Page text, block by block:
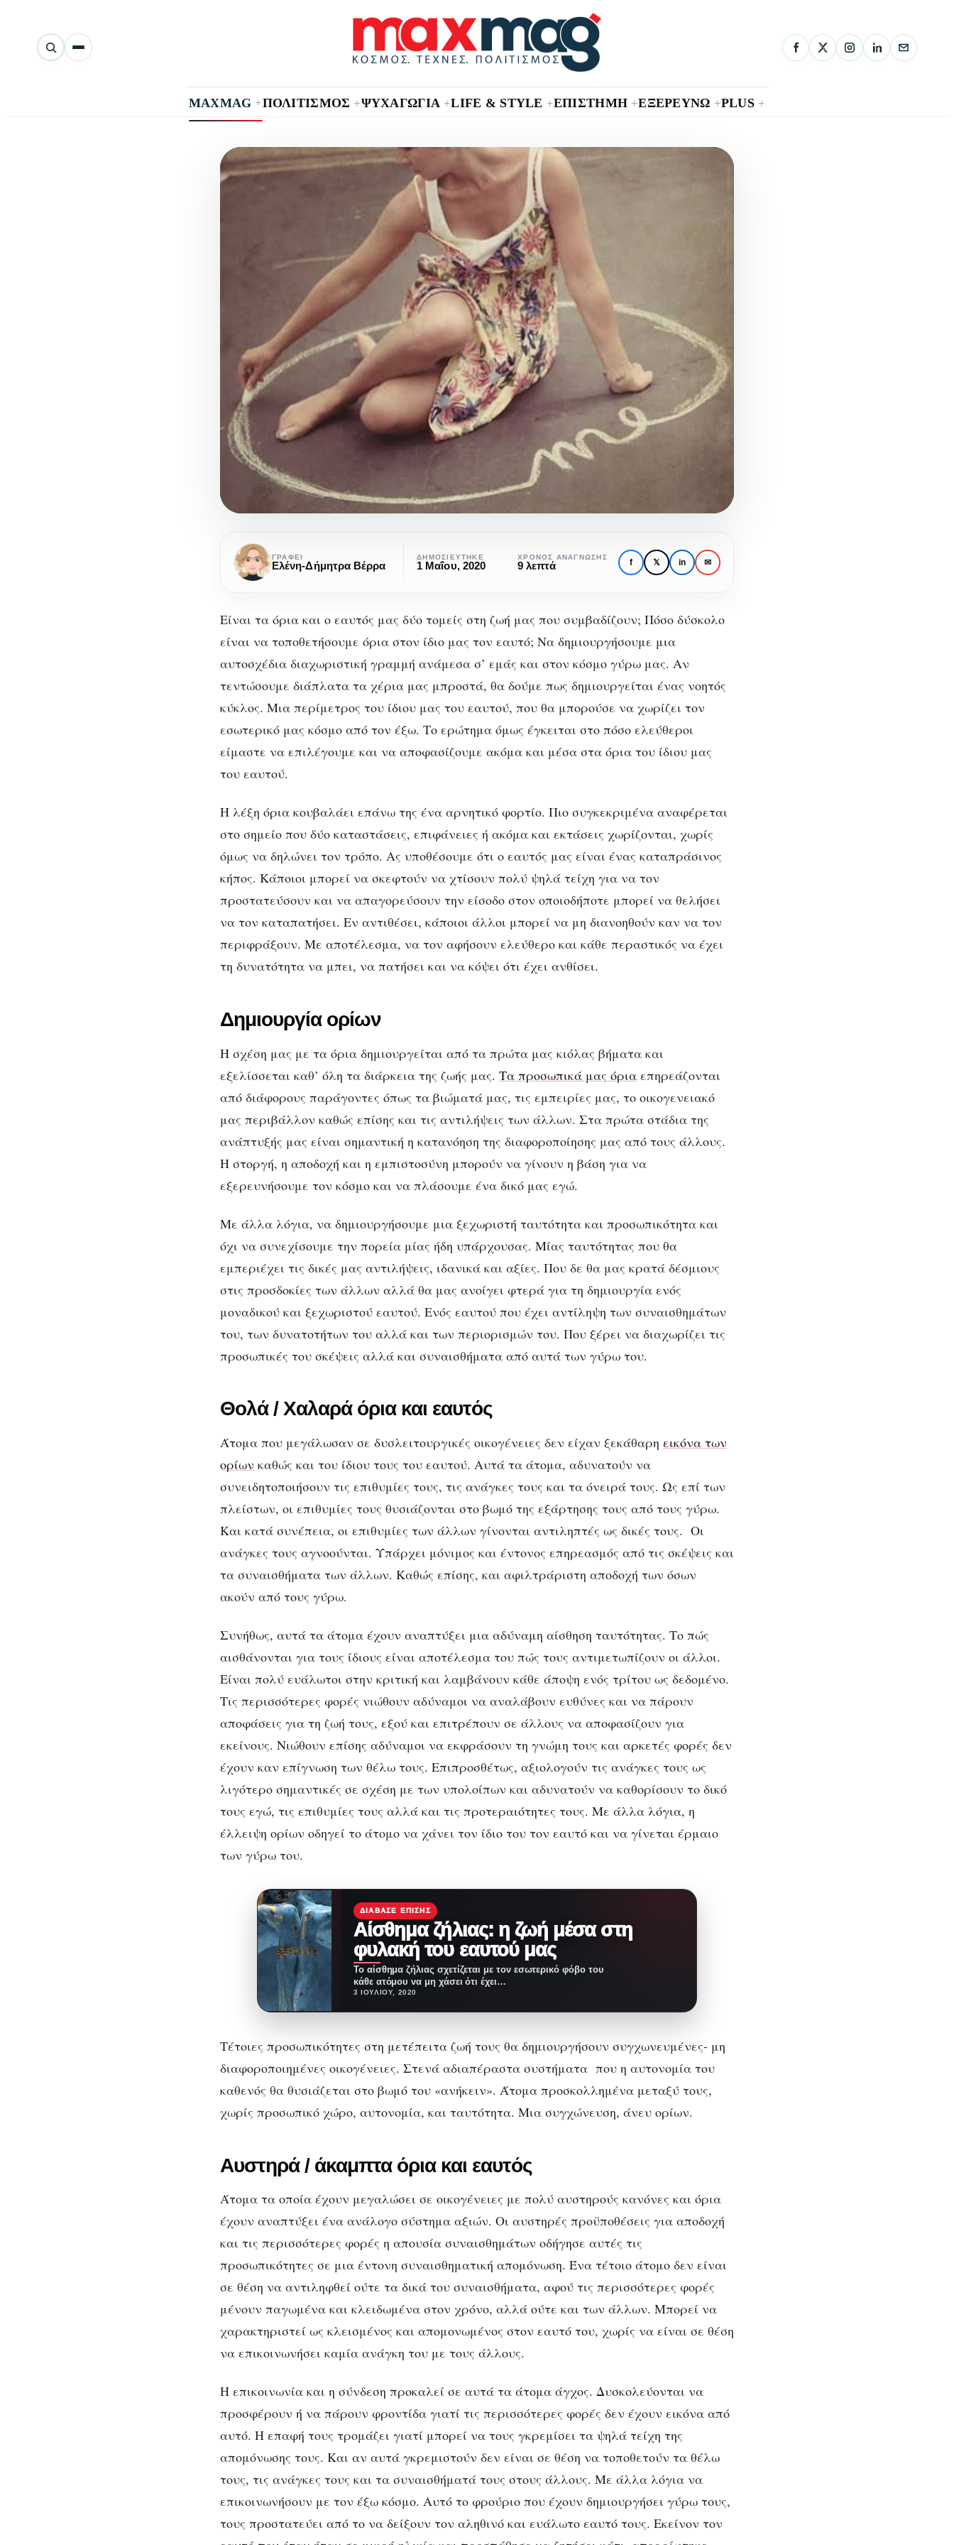
Αναζήτηση
άρθρων
MAXMAG +ΠΟΛΙΤΙΣΜΟΣ +ΨΥΧΑΓΩΓΙΑ +LIFE & STYLE +ΕΠΙΣΤΗΜΗ +ΕΞΕΡΕΥΝΩ +PLUS +
ΚΟΙΝΩΝΙΚΉ ΨΥΧΟΛΟΓΊΑ ΨΥΧΟΛΟΓΊΑ
Όρια και εαυτός: τι μας εμποδίζει
από το να είμαστε πραγματικά ο
εαυτός μας
Όρια
και
εαυτός:
μας
εμποδίζει
από
το
να
είμαστε
πραγματικά
ο
εαυτός
ΓΡΆΦΕΙ
Ελένη-Δήμητρα Βέρρα
ΔΗΜΟΣΙΕΎΤΗΚΕ
1 Μαΐου, 2020
ΧΡΌΝΟΣ ΑΝΆΓΝΩΣΗΣ
9 λεπτά f 𝕏 in ✉
Είναι τα όρια και ο εαυτός μας δύο τομείς στη ζωή μας που συμβαδίζουν; Πόσο δύσκολο
είναι να τοποθετήσουμε όρια στον ίδιο μας τον εαυτό; Να δημιουργήσουμε μια
αυτοσχέδια διαχωριστική γραμμή ανάμεσα σ’ εμάς και στον κόσμο γύρω μας. Αν
τεντώσουμε διάπλατα τα χέρια μας μπροστά, θα δούμε πως δημιουργείται ένας νοητός
κύκλος. Μια περίμετρος του ίδιου μας του εαυτού, που θα μπορούσε να χωρίζει τον
εσωτερικό μας κόσμο από τον έξω. Το ερώτημα όμως έγκειται στο πόσο ελεύθεροι
είμαστε να επιλέγουμε και να αποφασίζουμε ακόμα και μέσα στα όρια του ίδιου μας
του εαυτού.
H λέξη όρια κουβαλάει επάνω της ένα αρνητικό φορτίο. Πιο συγκεκριμένα αναφέρεται
στο σημείο που δύο καταστάσεις, επιφάνειες ή ακόμα και εκτάσεις χωρίζονται, χωρίς
όμως να δηλώνει τον τρόπο. Ας υποθέσουμε ότι ο εαυτός μας είναι ένας καταπράσινος
κήπος. Κάποιοι μπορεί να σκεφτούν να χτίσουν πολύ ψηλά τείχη για να τον
προστατεύσουν και να απαγορεύσουν την είσοδο στον οποιοδήποτε μπορεί να θελήσει
να τον καταπατήσει. Εν αντιθέσει, κάποιοι άλλοι μπορεί να μη διανοηθούν καν να τον
περιφράξουν. Με αποτέλεσμα, να τον αφήσουν ελεύθερο και κάθε περαστικός να έχει
τη δυνατότητα να μπει, να πατήσει και να κόψει ότι έχει ανθίσει.
Δημιουργία ορίων
Η σχέση μας με τα όρια δημιουργείται από τα πρώτα μας κιόλας βήματα και
εξελίσσεται καθ’ όλη τα διάρκεια της ζωής μας. Τα προσωπικά μας όρια επηρεάζονται
από διάφορους παράγοντες όπως τα βιώματά μας, τις εμπειρίες μας, το οικογενειακό
μας περιβάλλον καθώς επίσης και τις αντιλήψεις των άλλων. Στα πρώτα στάδια της
ανάπτυξής μας είναι σημαντική η κατανόηση της διαφοροποίησης μας από τους άλλους.
Η στοργή, η αποδοχή και η εμπιστοσύνη μπορούν να γίνουν η βάση για να
εξερευνήσουμε τον κόσμο και να πλάσουμε ένα δικό μας εγώ.
Με άλλα λόγια, να δημιουργήσουμε μια ξεχωριστή ταυτότητα και προσωπικότητα και
όχι να συνεχίσουμε την πορεία μίας ήδη υπάρχουσας. Μίας ταυτότητας που θα
εμπεριέχει τις δικές μας αντιλήψεις, ιδανικά και αξίες. Που δε θα μας κρατά δέσμιους
στις προσδοκίες των άλλων αλλά θα μας ανοίγει φτερά για τη δημιουργία ενός
μοναδικού και ξεχωριστού εαυτού. Ενός εαυτού που έχει αντίληψη των συναισθημάτων
του, των δυνατοτήτων του αλλά και των περιορισμών του. Που ξέρει να διαχωρίζει τις
προσωπικές του σκέψεις αλλά και συναισθήματα από αυτά των γύρω του.
Θολά / Χαλαρά όρια και εαυτός
Άτομα που μεγάλωσαν σε δυσλειτουργικές οικογένειες δεν είχαν ξεκάθαρη εικόνα των
ορίων καθώς και του ίδιου τους του εαυτού. Αυτά τα άτομα, αδυνατούν να
συνειδητοποιήσουν τις επιθυμίες τους, τις ανάγκες τους και τα όνειρά τους. Ως επί των
πλείστων, οι επιθυμίες τους θυσιάζονται στο βωμό της εξάρτησης τους από τους γύρω.
Και κατά συνέπεια, οι επιθυμίες των άλλων γίνονται αντιληπτές ως δικές τους. Οι
ανάγκες τους αγνοούνται. Υπάρχει μόνιμος και έντονος επηρεασμός από τις σκέψεις και
τα συναισθήματα των άλλων. Καθώς επίσης, και αφιλτράριστη αποδοχή των όσων
ακούν από τους γύρω.
Συνήθως, αυτά τα άτομα έχουν αναπτύξει μια αδύναμη αίσθηση ταυτότητας. Το πώς
αισθάνονται για τους ίδιους είναι αποτέλεσμα του πώς τους αντιμετωπίζουν οι άλλοι.
Είναι πολύ ευάλωτοι στην κριτική και λαμβάνουν κάθε άποψη ενός τρίτου ως δεδομένο.
Τις περισσότερες φορές νιώθουν αδύναμοι να αναλάβουν ευθύνες και να πάρουν
αποφάσεις για τη ζωή τους, εξού και επιτρέπουν σε άλλους να αποφασίζουν για
εκείνους. Νιώθουν επίσης αδύναμοι να εκφράσουν τη γνώμη τους και αρκετές φορές δεν
έχουν καν επίγνωση των θέλω τους. Επιπροσθέτως, αξιολογούν τις ανάγκες τους ως
λιγότερο σημαντικές σε σχέση με των υπολοίπων και αδυνατούν να καθορίσουν το δικό
τους εγώ, τις επιθυμίες τους αλλά και τις προτεραιότητες τους. Με άλλα λόγια, η
έλλειψη ορίων οδηγεί το άτομο να χάνει τον ίδιο του τον εαυτό και να γίνεται έρμαιο
των γύρω του.
ΔΙΆΒΑΣΕ ΕΠΊΣΗΣ
Αίσθημα ζήλιας: η ζωή μέσα στη
φυλακή του εαυτού μας
Το αίσθημα ζήλιας σχετίζεται με τον εσωτερικό φόβο του
κάθε ατόμου να μη χάσει ότι έχει…
3 ΙΟΥΛΊΟΥ, 2020
Τέτοιες προσωπικότητες στη μετέπειτα ζωή τους θα δημιουργήσουν συγχωνευμένες- μη
διαφοροποιημένες οικογένειες. Στενά αδιαπέραστα συστήματα που η αυτονομία του
καθενός θα θυσιάζεται στο βωμό του «ανήκειν». Άτομα προσκολλημένα μεταξύ τους,
χωρίς προσωπικό χώρο, αυτονομία, και ταυτότητα. Μια συγχώνευση, άνευ ορίων.
Αυστηρά / άκαμπτα όρια και εαυτός
Άτομα τα οποία έχουν μεγαλώσει σε οικογένειες με πολύ αυστηρούς κανόνες και όρια
έχουν αναπτύξει ένα ανάλογο σύστημα αξιών. Οι αυστηρές προϋποθέσεις για αποδοχή
και τις περισσότερες φορές η απουσία συναισθημάτων οδήγησε αυτές τις
προσωπικότητες σε μια έντονη συναισθηματική απομόνωση. Ένα τέτοιο άτομο δεν είναι
σε θέση να αντιληφθεί ούτε τα δικά του συναισθήματα, αφού τις περισσότερες φορές
μένουν παγωμένα και κλειδωμένα στον χρόνο, αλλά ούτε και των άλλων. Μπορεί να
χαρακτηριστεί ως κλεισμένος και απομονωμένος στον εαυτό του, χωρίς να είναι σε θέση
να επικοινωνήσει καμία ανάγκη του με τους άλλους.
Η επικοινωνία και η σύνδεση προκαλεί σε αυτά τα άτομα άγχος. Δυσκολεύονται να
προσφέρουν ή να πάρουν φροντίδα γιατί τις περισσότερες φορές δεν έχουν εικόνα από
αυτό. Η επαφή τους τρομάζει γιατί μπορεί να τους γκρεμίσει τα ψηλά τείχη της
απομόνωσης τους. Και αν αυτά γκρεμιστούν δεν είναι σε θέση να τοποθετούν τα θέλω
τους, τις ανάγκες τους και τα συναισθήματά τους στους άλλους. Με άλλα λόγια να
επικοινωνήσουν με τον έξω κόσμο. Αυτό το φρούριο που έχουν δημιουργήσει γύρω τους,
τους προστατεύει από το να δείξουν τον αληθινό και ευάλωτο εαυτό τους. Εκείνον τον